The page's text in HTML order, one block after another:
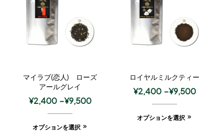
マイラブ(恋人) ローズ
アールグレイ
¥2,400 –¥9,500
オプションを選択
ロイヤルミルクティー
¥2,400 –¥9,500
オプションを選択